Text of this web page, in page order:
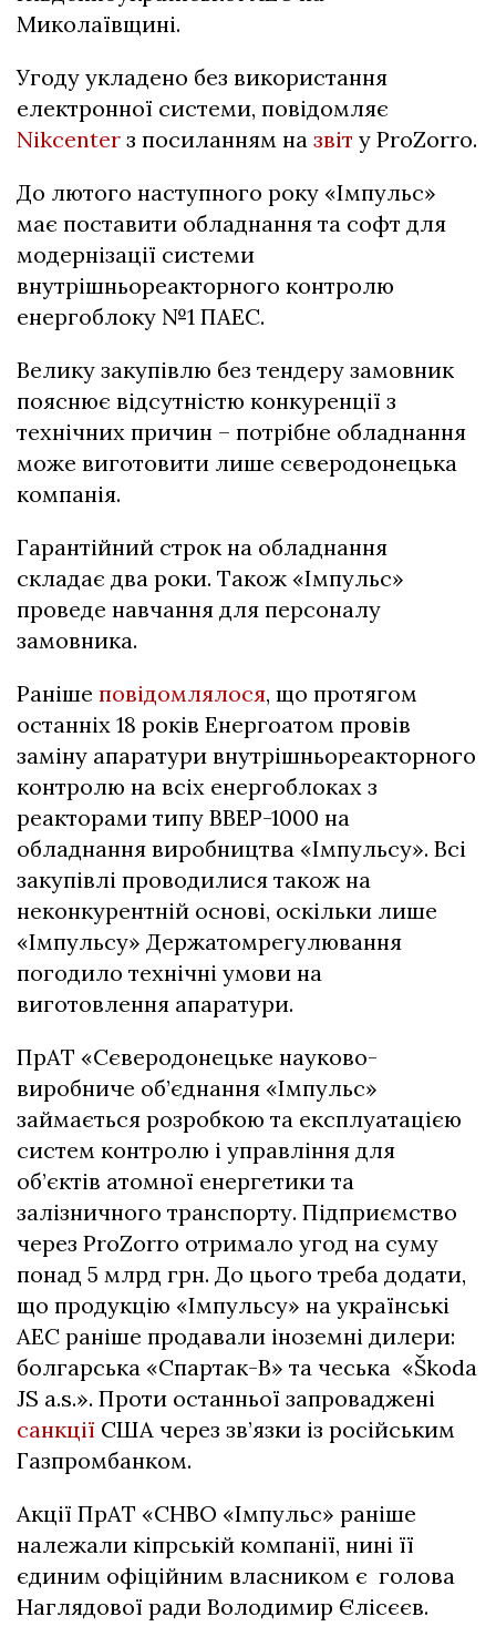
Миколаївщині.
Угоду укладено без використання
електронної системи, повідомляє
Nikcenter з посиланням на звіт у ProZorro.
До лютого наступного року «Імпульс»
має поставити обладнання та софт для
модернізації системи
внутрішньореакторного контролю
енергоблоку №1 ПАЕС.
Велику закупівлю без тендеру замовник
пояснює відсутністю конкуренції з
технічних причин – потрібне обладнання
може виготовити лише сєверодонецька
компанія.
Гарантійний строк на обладнання
складає два роки. Також «Імпульс»
проведе навчання для персоналу
замовника.
Раніше повідомлялося, що протягом
останніх 18 років Енергоатом провів
заміну апаратури внутрішньореакторного
контролю на всіх енергоблоках з
реакторами типу ВВЕР-1000 на
обладнання виробництва «Імпульсу». Всі
закупівлі проводилися також на
неконкурентній основі, оскільки лише
«Імпульсу» Держатомрегулювання
погодило технічні умови на
виготовлення апаратури.
ПрАТ «Сєверодонецьке науково-
виробниче об’єднання «Імпульс»
займається розробкою та експлуатацією
систем контролю і управління для
об’єктів атомної енергетики та
залізничного транспорту. Підприємство
через ProZorro отримало угод на суму
понад 5 млрд грн. До цього треба додати,
що продукцію «Імпульсу» на українські
АЕС раніше продавали іноземні дилери:
болгарська «Спартак-В» та чеська «Škoda
JS a.s.». Проти останньої запроваджені
санкції США через зв’язки із російським
Газпромбанком.
Акції ПрАТ «СНВО «Імпульс» раніше
належали кіпрській компанії, нині її
єдиним офіційним власником є голова
Наглядової ради Володимир Єлісєєв.